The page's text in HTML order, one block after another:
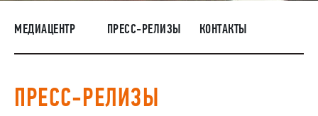
НАШИ ЛЮДИ
ОКРУЖАЮЩАЯ СРЕДА
ТМЦ И НЕПРОФИЛЬНАЯ ПРОДУКЦИЯ
МЕДИАЦЕНТР ПРЕСС-РЕЛИЗЫ КОНТАКТЫ
ПРЕСС-РЕЛИЗЫ